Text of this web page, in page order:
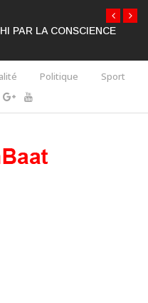
PAR LA CONSCIENCE
Politique Sport